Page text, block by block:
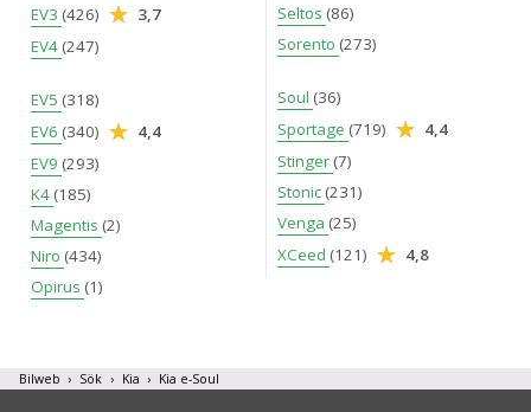
EV3 (426)
3,7
EV4 (247)
EV5 (318)
EV6 (340)
4,4
EV9 (293)
K4 (185)
Magentis (2)
Niro (434)
Opirus (1)
Seltos (86)
Sorento (273)
Soul (36)
Sportage (719)
4,4
Stinger (7)
Stonic (231)
Venga (25)
XCeed (121) 4,8
Bilweb Sök Kia Kia e-Soul